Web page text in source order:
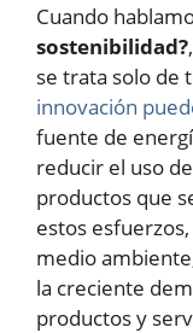
Cuando
sostenibilidad?
se trata solo de
innovación
fuente de
reducir el uso
productos que
estos
medio
la creciente
productos y